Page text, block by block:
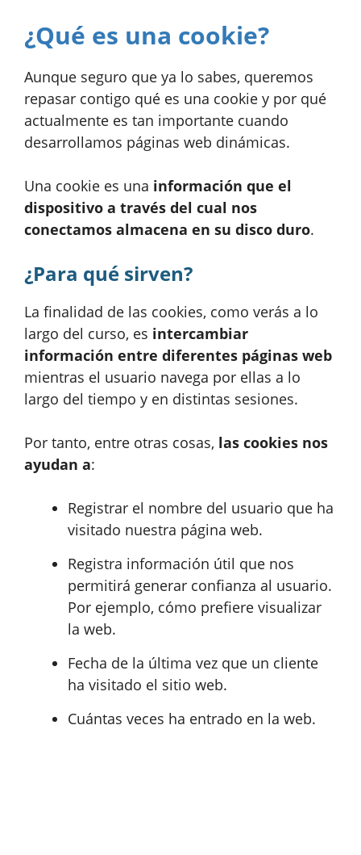
¿Qué es una cookie?
Aunque seguro que ya lo sabes, queremos
repasar contigo qué es una cookie y por qué
actualmente es tan importante cuando
desarrollamos páginas web dinámicas.
Una cookie es una información que el
dispositivo a través del cual nos
conectamos almacena en su disco duro.
¿Para qué sirven?
La finalidad de las cookies, como verás a lo
largo del curso, es intercambiar
información entre diferentes páginas web
mientras el usuario navega por ellas a lo
largo del tiempo y en distintas sesiones.
Por tanto, entre otras cosas, las cookies nos
ayudan a:
Registrar el nombre del usuario que ha
visitado nuestra página web.
Registra información útil que nos
permitirá generar confianza al usuario.
Por ejemplo, cómo prefiere visualizar
la web.
Fecha de la última vez que un cliente
ha visitado el sitio web.
Cuántas veces ha entrado en la web.